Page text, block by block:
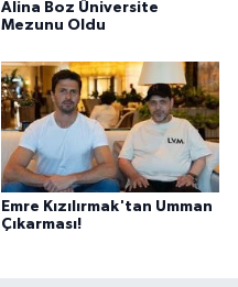
Alina Boz Üniversite
Mezunu Oldu
Emre Kızılırmak'tan Umman
Çıkarması!